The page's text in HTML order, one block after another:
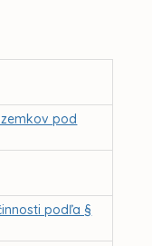
pod
podľa §